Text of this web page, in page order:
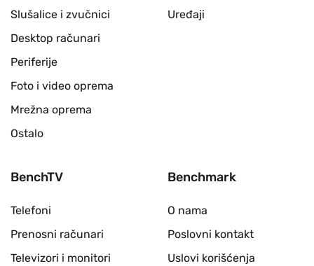
Slušalice i zvučnici
Desktop računari
Periferije
Foto i video oprema
Mrežna oprema
Ostalo
Uređaji
BenchTV
Telefoni
Prenosni računari
Televizori i monitori
Benchmark
O nama
Poslovni kontakt
Uslovi korišćenja